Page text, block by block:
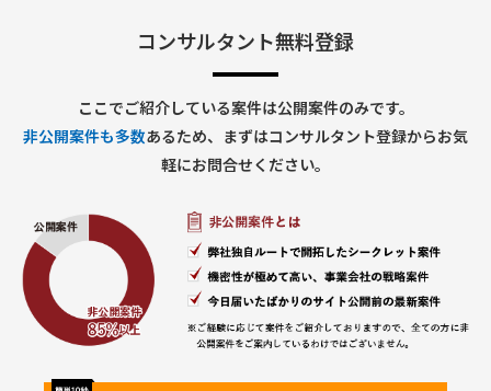
コンサルタント無料登録
ここでご紹介している案件は公開案件のみです。
非公開案件も多数あるため、まずはコンサルタント登録からお気
軽にお問合せください。